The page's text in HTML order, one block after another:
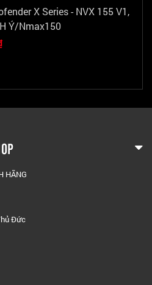
X Series - NVX 155 V1,
Ý/Nmax150
HÃNG
Đức